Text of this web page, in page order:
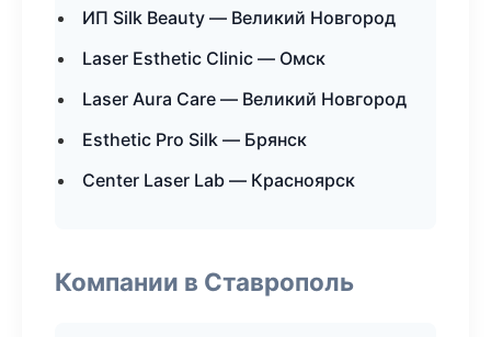
ИП Silk Beauty — Великий Новгород
Laser Esthetic Clinic — Омск
Laser Aura Care — Великий Новгород
Esthetic Pro Silk — Брянск
Center Laser Lab — Красноярск
Компании в Ставрополь